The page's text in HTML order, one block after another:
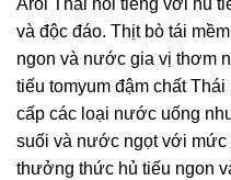
Aroi Thai nổi tiếng với hủ
và độc đáo. Thịt bò tái
ngon và nước gia vị thơm
tiếu tomyum đậm chất
cấp các loại nước uống
suối và nước ngọt với
thưởng thức hủ tiếu ngon